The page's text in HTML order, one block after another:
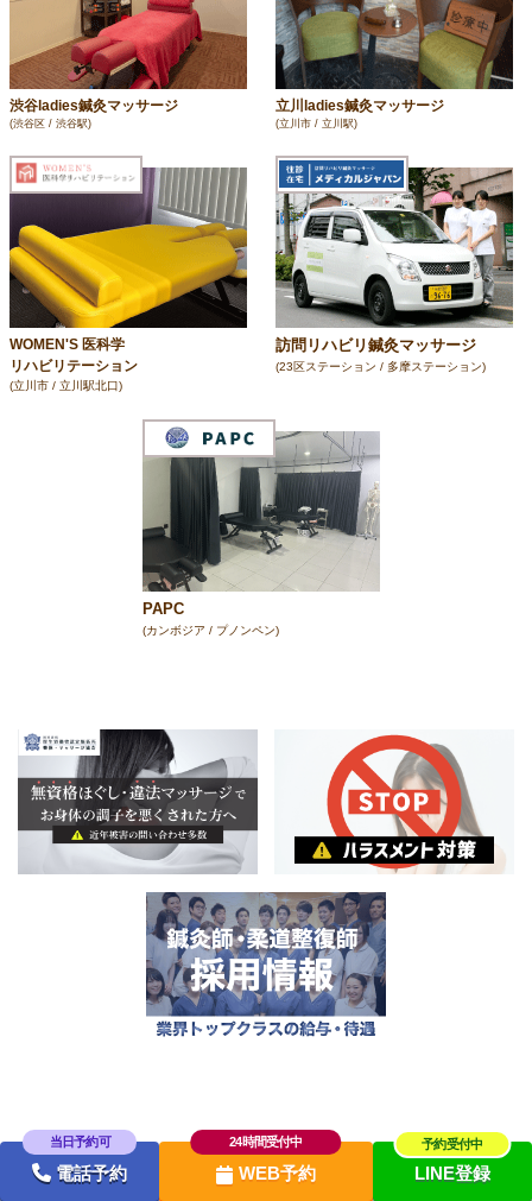
電話予約 WEB予約 LINE登録
渋谷ladies鍼灸マッサージ
(渋谷区 / 渋谷駅)
立川ladies鍼灸マッサージ
(立川市 / 立川駅)
WOMEN'S 医科学
リハビリテーション
(立川市 / 立川駅北口)
訪問リハビリ鍼灸マッサージ
(23区ステーション / 多摩ステーション)
PAPC
(カンボジア / プノンペン)
Copyright からだLab東京. All right reserved.